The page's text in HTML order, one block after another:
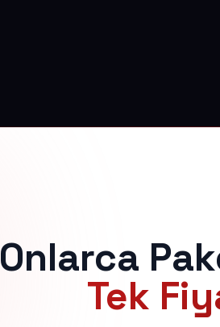
Onlarca
Tek